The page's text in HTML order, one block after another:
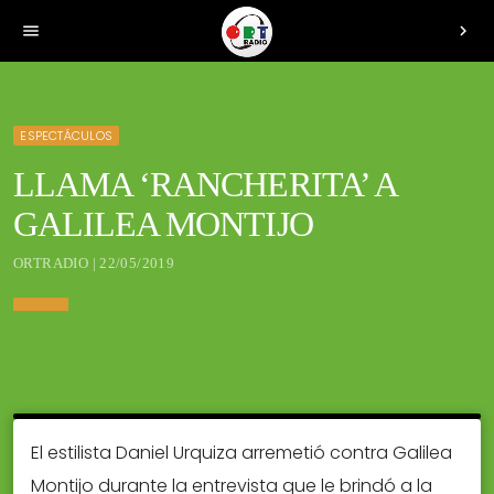
menu chevron_right
ESPECTÁCULOS
LLAMA ‘RANCHERITA’ A
GALILEA MONTIJO
ORTRADIO | 22/05/2019
El estilista Daniel Urquiza arremetió contra Galilea
Montijo durante la entrevista que le brindó a la